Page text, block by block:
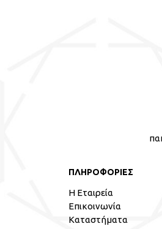
ΠΛΗΡΟΦΟΡΙΕΣ
Η Εταιρεία
Επικοινωνία
Καταστήματα